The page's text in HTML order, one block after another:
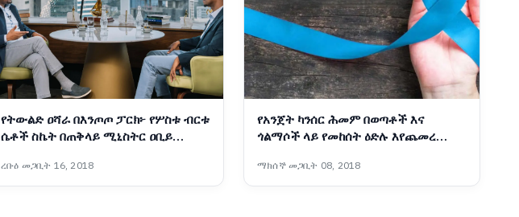
የትውልድ ዐሻራ በእንጦጦ ፓርክ፦ የሦስቱ ብርቱ
ሴቶች ስኬት በጠቅላይ ሚኒስትር ዐቢይ
ረቡዕ መጋቢት 16, 2018
የአንጀት ካንሰር ሕመም በወጣቶች እና
ጎልማሶች ላይ የመከሰት ዕድሉ እየጨመረ
ማክሰኞ መጋቢት 08, 2018